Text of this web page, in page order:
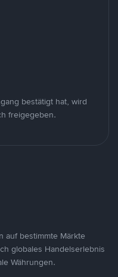
bestätigt hat, wird
freigegeben.
auf bestimmte Märkte
globales Handelserlebnis
Währungen.